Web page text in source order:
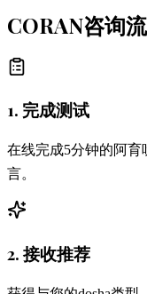
CORAN咨询
1. 完成测试
在线完成5分钟的阿
言。
2. 接收推荐